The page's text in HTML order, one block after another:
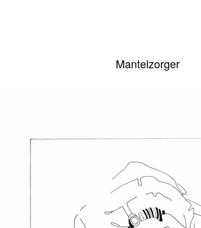
Mantelzorger